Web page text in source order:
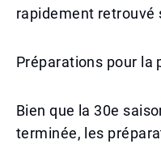
rapidement retrouvé
Préparations pour la
Bien que la 30e
terminée, les